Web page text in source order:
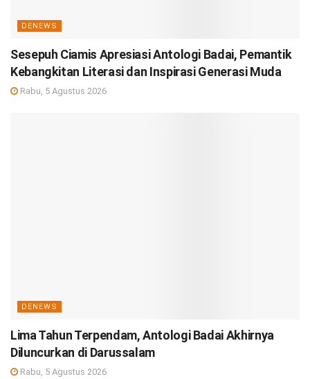
DENEWS
Sesepuh Ciamis Apresiasi Antologi Badai, Pemantik
Kebangkitan Literasi dan Inspirasi Generasi Muda
Rabu, 5 Agustus 2026
DENEWS
Lima Tahun Terpendam, Antologi Badai Akhirnya
Diluncurkan di Darussalam
Rabu, 5 Agustus 2026